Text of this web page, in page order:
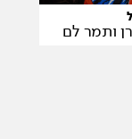
ותמר לם